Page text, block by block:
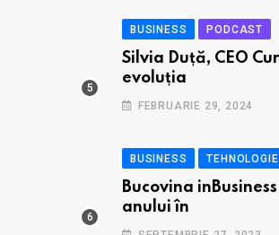
BUSINESS PODCAST
Silvia Duță, CEO
evoluția
FEBRUARIE 29, 2024
BUSINESS TEHNOLOGIE
Bucovina
anului în